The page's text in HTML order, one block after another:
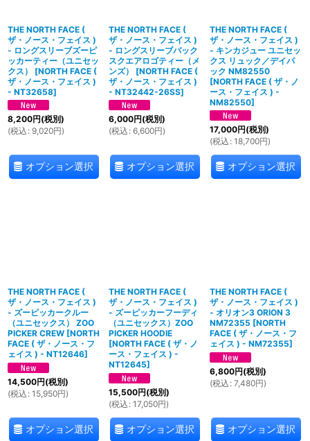
THE NORTH FACE (
ザ・ノース・フェイス )
- ロングスリーブズーピ
ッカーティー（ユニセッ
クス）
[NORTH FACE (
ザ・ノース・フェイス )
- NT32658]
8,200円(税別)
(税込 : 9,020円)
オプション選択
THE NORTH FACE (
ザ・ノース・フェイス )
- ロングスリーブバック
スクエアロゴティー（メ
ンズ）
[NORTH FACE (
ザ・ノース・フェイス )
- NT32442-26SS]
6,000円(税別)
(税込 : 6,600円)
オプション選択
THE NORTH FACE (
ザ・ノース・フェイス )
- キンカジュー ユニセッ
クス リュック／デイパ
ック NM82550
[NORTH FACE ( ザ・ノ
ース・フェイス ) -
NM82550]
17,000円(税別)
(税込 : 18,700円)
オプション選択
THE NORTH FACE (
ザ・ノース・フェイス )
- ズーピッカークルー
（ユニセックス） ZOO
PICKER CREW [NORTH
FACE ( ザ・ノース・フ
ェイス ) - NT12646]
14,500円(税別)
(税込 : 15,950円)
オプション選択
THE NORTH FACE (
ザ・ノース・フェイス )
- ズーピッカーフーディ
（ユニセックス）ZOO
PICKER HOODIE
[NORTH FACE ( ザ・ノ
ース・フェイス ) -
NT12645]
15,500円(税別)
(税込 : 17,050円)
オプション選択
THE NORTH FACE (
ザ・ノース・フェイス )
- オリオン3 ORION 3
NM72355 [NORTH
FACE ( ザ・ノース・フ
ェイス ) - NM72355]
6,800円(税別)
(税込 : 7,480円)
オプション選択